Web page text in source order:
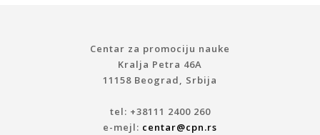
Centar za promociju nauke
Kralja Petra 46A
11158 Beograd, Srbija
tel: +38111 2400 260
e-mejl: centar@cpn.rs